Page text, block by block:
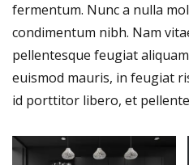
fermentum. Nunc a nulla
condimentum nibh. Nam
pellentesque feugiat
euismod mauris, in feugiat
id porttitor libero, et